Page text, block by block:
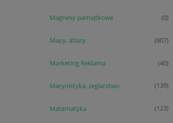
Magnesy pamiątkowe (0)
Mapy, atlasy (807)
Marketing Reklama (40)
Marynistyka, żeglarstwo (139)
Matematyka (123)